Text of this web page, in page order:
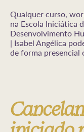
Qualquer curso,
na Escola Iniciática
Desenvolvimento
| Isabel Angélica
de forma presencial